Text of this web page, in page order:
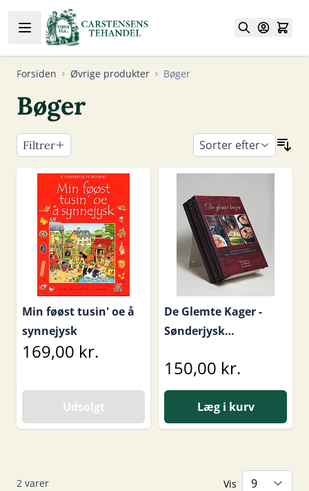
Skip to Content
Forsiden Øvrige produkter Bøger
Bøger
Filtrer
Skip to product list
Sorter efter
Min føøst tusin' oe å
synnejysk
169,00 kr.
Udsolgt
De Glemte Kager -
Sønderjysk
150,00 kr.
Læg i kurv
2 varer Vis